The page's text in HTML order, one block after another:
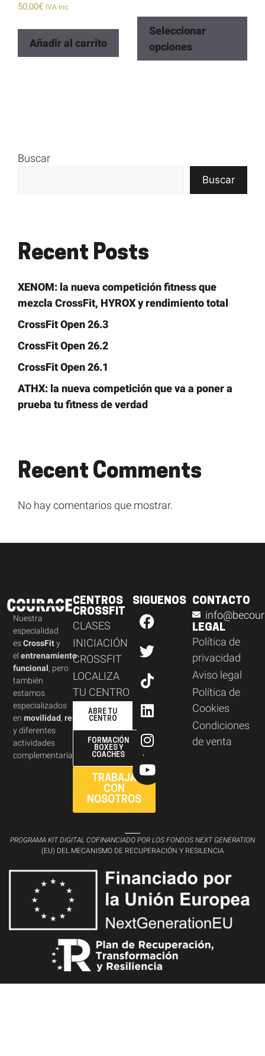
50,00€ IVA inc.
Añadir al carrito
Seleccionar
opciones
Buscar
Buscar
Recent Posts
XENOM: la nueva competición fitness que
mezcla CrossFit, HYROX y rendimiento total
CrossFit Open 26.3
CrossFit Open 26.2
CrossFit Open 26.1
ATHX: la nueva competición que va a poner a
prueba tu fitness de verdad
Recent Comments
No hay comentarios que mostrar.
Nuestra
especialidad
esCrossFity
elentrenamiento
funcional, pero
también
estamos
especializados
enmovilidad,resistencia,
y diferentes
actividades
complementarias.
CENTROS
CROSSFIT
CLASES
INICIACIÓN
CROSSFIT
LOCALIZA
TU CENTRO
ABRE TU
CENTRO
FORMACIÓN
BOXES Y
COACHES
TRABAJA
CON
NOSOTROS
SIGUENOS CONTACTO
LEGAL
Política de
privacidad
Aviso legal
Política de
Cookies
Condiciones
de venta
PROGRAMA KIT DIGITAL COFINANCIADO POR LOS FONDOS NEXT GENERATION
(EU) DEL MECANISMO DE RECUPERACIÓN Y RESILENCIA